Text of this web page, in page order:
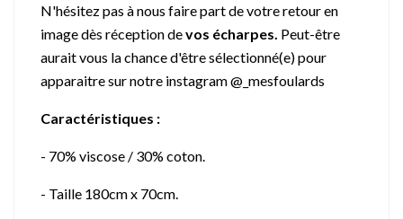
N'hésitez pas à nous faire part de votre retour en
image dès réception devos écharpes. Peut-être
aurait vous la chance d'être sélectionné(e) pour
apparaitre sur notre instagram @_mesfoulards
Caractéristiques :
- 70% viscose / 30% coton.
- Taille 180cm x 70cm.